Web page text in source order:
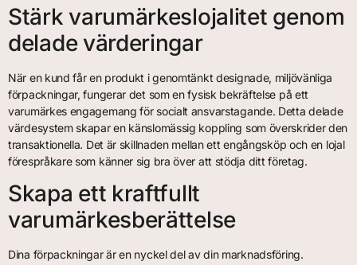
Stärk varumärkeslojalitet genom
delade värderingar
När en kund får en produkt i genomtänkt designade, miljövänliga
förpackningar, fungerar det som en fysisk bekräftelse på ett
varumärkes engagemang för socialt ansvarstagande. Detta delade
värdesystem skapar en känslomässig koppling som överskrider den
transaktionella. Det är skillnaden mellan ett engångsköp och en lojal
förespråkare som känner sig bra över att stödja ditt företag.
Skapa ett kraftfullt
varumärkesberättelse
Dina förpackningar är en nyckel del av din marknadsföring.